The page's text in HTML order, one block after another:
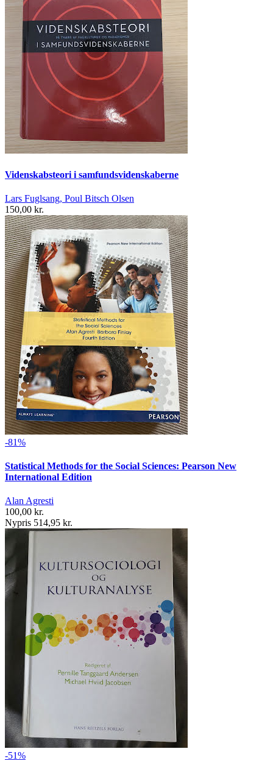
Videnskabsteori i samfundsvidenskaberne
Lars Fuglsang, Poul Bitsch Olsen
150,00 kr.
-81%
Statistical Methods for the Social Sciences: Pearson New
International Edition
Alan Agresti
100,00 kr.
Nypris 514,95 kr.
-51%